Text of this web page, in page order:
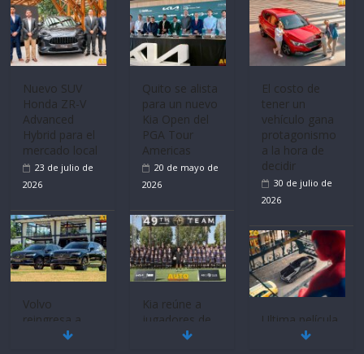
Nuevo SUV
Honda ZR-V
Advanced
Hybrid para el
mercado local
23 de julio de
2026
Volvo
reingresa a
Ecuador de la
mano de
Inchcape y
lanza dos
PHEV
18 de julio de
La FEDAK
recibe 12
Sinotruk
Bolden para
cubrir las rutas
de La Vuelta
31 de julio de
Quito se alista
para un nuevo
El costo de
tener un
vehículo gana
protagonismo
a la hora de
decidir
30 de julio de
2026
Ultima película
‘Spider‑Man:
Brand New
Day’ pone en
escena a
BMW
29 de julio de